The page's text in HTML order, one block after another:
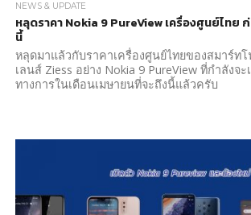
NEWS & UPDATE
หลุดราคา Nokia 9 PureView เครื่องศูนย์ไทย
นี้
หลุดมาแล้วกับราคาเครื่องศูนย์ไทยของสมาร์ท
เลนส์ Ziess อย่าง Nokia 9 PureView ที่กำลังจะ
ทางการในเดือนเมษายนที่จะถึงนี้แล้วครับ